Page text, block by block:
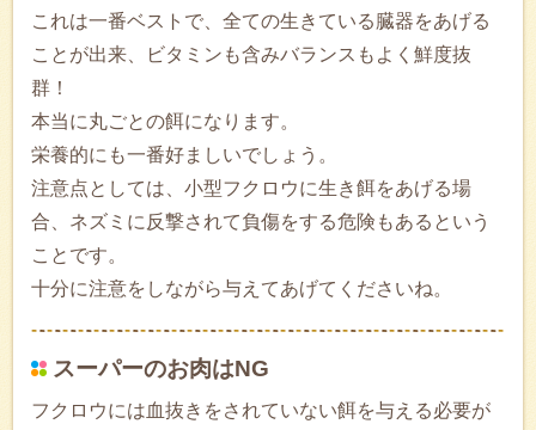
これは一番ベストで、全ての生きている臓器をあげる
ことが出来、ビタミンも含みバランスもよく鮮度抜
群！
本当に丸ごとの餌になります。
栄養的にも一番好ましいでしょう。
注意点としては、小型フクロウに生き餌をあげる場
合、ネズミに反撃されて負傷をする危険もあるという
ことです。
十分に注意をしながら与えてあげてくださいね。
スーパーのお肉はNG
フクロウには血抜きをされていない餌を与える必要が